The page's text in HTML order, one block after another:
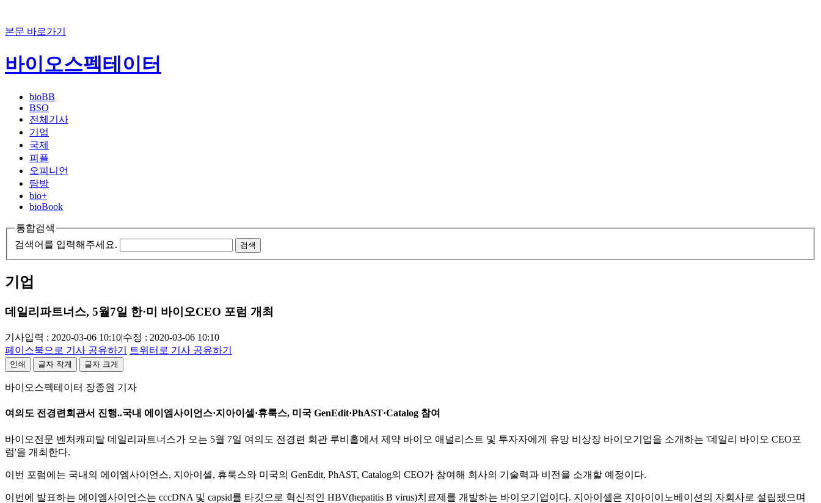
본문 바로가기
바이오스펙테이터
bioBB
BSO
전체기사
기업
국제
피플
오피니언
탐방
bio+
bioBook
통합검색
검색어를 입력해주세요.
검색
기업
데일리파트너스, 5월7일 한·미 바이오CEO 포럼 개최
기사입력 : 2020-03-06 10:10|수정 : 2020-03-06 10:10
페이스북으로 기사 공유하기
트위터로 기사 공유하기
인쇄 글자 작게 글자 크게
바이오스펙테이터 장종원 기자
여의도 전경련회관서 진행..국내 에이엠사이언스·지아이셀·휴룩스, 미국 GenEdit·PhAST·Catalog 참여
바이오전문 벤처캐피탈 데일리파트너스가 오는 5월 7일 여의도 전경련 회관 루비홀에서 제약 바이오 애널리스트 및 투자자에게 유망 비상장 바이오기업을 소개하는 '데일리 바이오 CEO포
럼'을 개최한다.
이번 포럼에는 국내의 에이엠사이언스, 지아이셀, 휴룩스와 미국의 GenEdit, PhAST, Catalog의 CEO가 참여해 회사의 기술력과 비전을 소개할 예정이다.
이번에 발표하는 에이엠사이언스는 cccDNA 및 capsid를 타깃으로 혁신적인 HBV(hepatitis B virus)치료제를 개발하는 바이오기업이다. 지아이셀은 지아이이노베이션의 자회사로 설립됐으며